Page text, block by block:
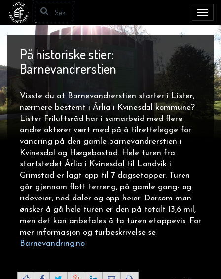
På historiske stier:
Barnevandrerstien
Visste du at Barnevandrerstien starter i Lister,
nærmere bestemt i Årlia i Kvinesdal kommune?
Lister Friluftsråd har i samarbeid med flere
andre aktører vært med på å tilrettelegge for
vandring på den gamle barnevandrerstien i
Kvinesdal og Hægebostad. Hele turen fra
startstedet Årlia i Kvinesdal til Landvik i
Grimstad er lagt opp til 7 dagsetapper. Turen
går gjennom flott terreng, på gamle gang- og
rideveier, ned daler og opp heier. Dersom man
ønsker å gå hele turen er den på totalt 13,6 mil,
men det kan anbefales å ta turen etappevis. For
mer informasjon og turbeskrivelse se
Barnevandring.no